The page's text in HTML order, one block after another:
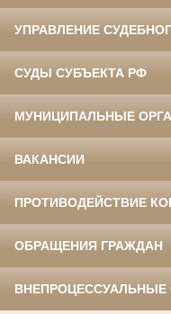
УПРАВЛЕНИЕ
СУДЫ СУБЪЕКТА РФ
МУНИЦИПАЛЬНЫЕ
ВАКАНСИИ
ПРОТИВОДЕЙСТВИЕ
ОБРАЩЕНИЯ ГРАЖДАН